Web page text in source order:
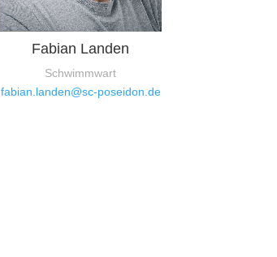
Fabian Landen
Schwimmwart
fabian.landen@sc-poseidon.de